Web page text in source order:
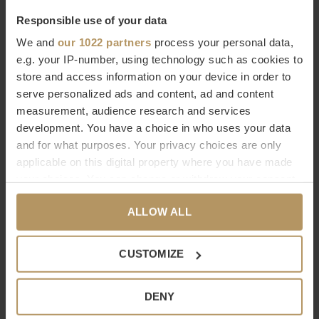
Responsible use of your data
We and our 1022 partners process your personal data,
e.g. your IP-number, using technology such as cookies to
store and access information on your device in order to
serve personalized ads and content, ad and content
measurement, audience research and services
development. You have a choice in who uses your data
and for what purposes. Your privacy choices are only
applicable on this digital property where you have made
any time from the Cookie Declaration or by clicking on
the Privacy trigger icon.
If you allow, we would also like to:
ALLOW ALL
CUSTOMIZE
DENY
Dôme Deco
ALBASTEN THEELICHT
'MILOS' - S
€37,00
Dôme Deco
PLANTENBAK 'ARECA' - M -
BEIGE
€647,00